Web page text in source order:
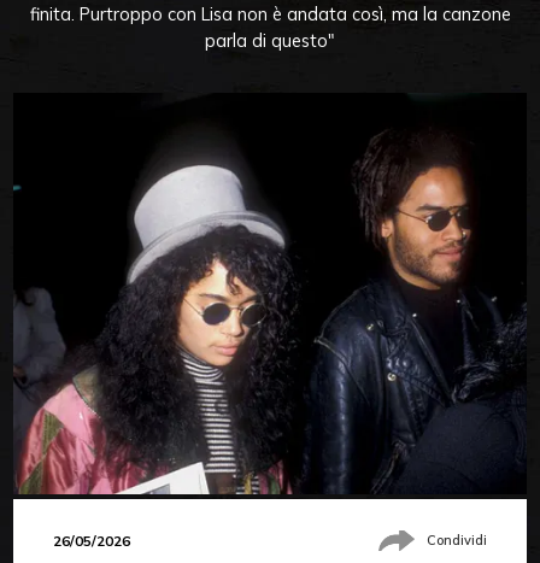
finita. Purtroppo con Lisa non è andata così, ma la canzone
parla di questo"
26/05/2026 Condividi